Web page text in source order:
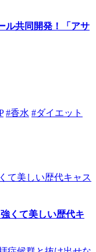
ル共同開発！「アサ
#香水 #ダイエット
くて美しい歴代キ